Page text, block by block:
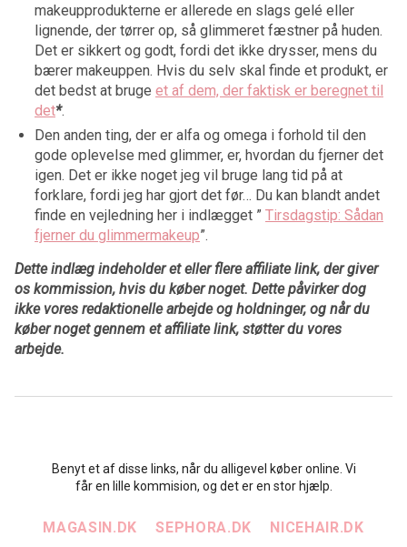
makeupprodukterne er allerede en slags gelé eller
lignende, der tørrer op, så glimmeret fæstner på huden.
Det er sikkert og godt, fordi det ikke drysser, mens du
bærer makeuppen. Hvis du selv skal finde et produkt, er
det bedst at bruge et af dem, der faktisk er beregnet til
det*.
Den anden ting, der er alfa og omega i forhold til den
gode oplevelse med glimmer, er, hvordan du fjerner det
igen. Det er ikke noget jeg vil bruge lang tid på at
forklare, fordi jeg har gjort det før… Du kan blandt andet
finde en vejledning her i indlægget ” Tirsdagstip: Sådan
fjerner du glimmermakeup”.
Dette indlæg indeholder et eller flere affiliate link, der giver
os kommission, hvis du køber noget. Dette påvirker dog
ikke vores redaktionelle arbejde og holdninger, og når du
køber noget gennem et affiliate link, støtter du vores
arbejde.
Benyt et af disse links, når du alligevel køber online. Vi
får en lille kommision, og det er en stor hjælp.
MAGASIN.DK SEPHORA.DK
NICEHAIR.DK